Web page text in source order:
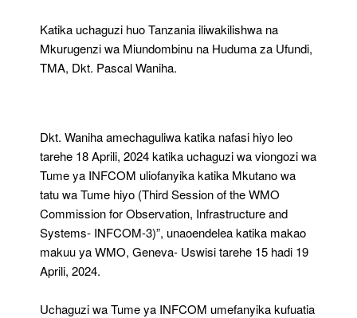
Katika uchaguzi huo Tanzania iliwakilishwa na
Mkurugenzi wa Miundombinu na Huduma za Ufundi,
TMA, Dkt. Pascal Waniha.
Dkt. Waniha amechaguliwa katika nafasi hiyo leo
tarehe 18 Aprili, 2024 katika uchaguzi wa viongozi wa
Tume ya INFCOM uliofanyika katika Mkutano wa
tatu wa Tume hiyo (Third Session of the WMO
Commission for Observation, Infrastructure and
Systems- INFCOM-3)”, unaoendelea katika makao
makuu ya WMO, Geneva- Uswisi tarehe 15 hadi 19
Aprili, 2024.
Uchaguzi wa Tume ya INFCOM umefanyika kufuatia